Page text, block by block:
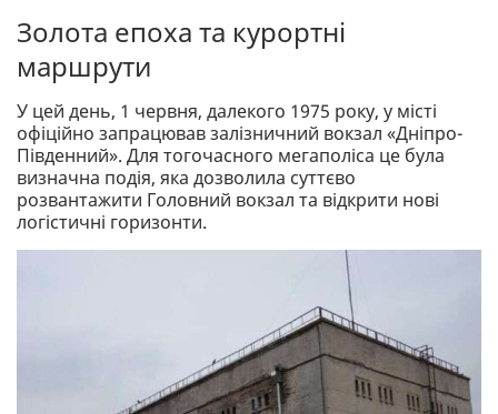
Золота епоха та курортні
маршрути
У цей день, 1 червня, далекого 1975 року, у місті
офіційно запрацював залізничний вокзал «Дніпро-
Південний». Для тогочасного мегаполіса це була
визначна подія, яка дозволила суттєво
розвантажити Головний вокзал та відкрити нові
логістичні горизонти.